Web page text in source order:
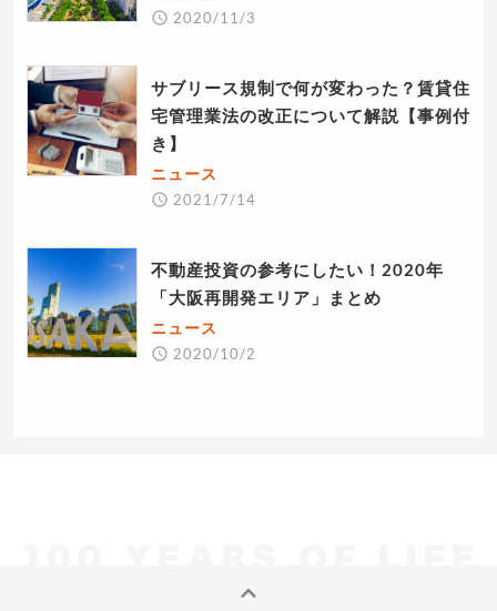
2020/11/3
サブリース規制で何が変わった？賃貸住
宅管理業法の改正について解説【事例付
き】
ニュース
2021/7/14
不動産投資の参考にしたい！2020年
「大阪再開発エリア」まとめ
ニュース
2020/10/2